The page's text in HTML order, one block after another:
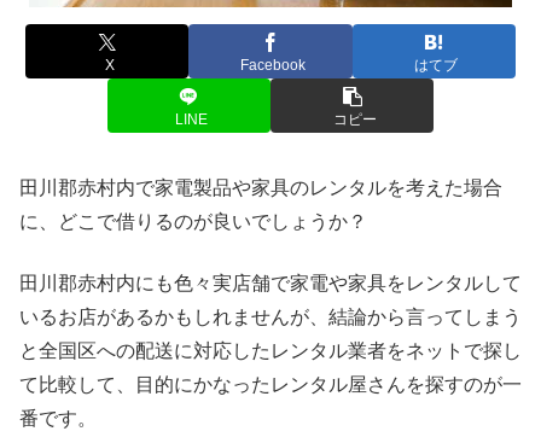
X Facebook はてブ
LINE コピー
田川郡赤村内で家電製品や家具のレンタルを考えた場合
に、どこで借りるのが良いでしょうか？
田川郡赤村内にも色々実店舗で家電や家具をレンタルして
いるお店があるかもしれませんが、結論から言ってしまう
と全国区への配送に対応したレンタル業者をネットで探し
て比較して、目的にかなったレンタル屋さんを探すのが一
番です。